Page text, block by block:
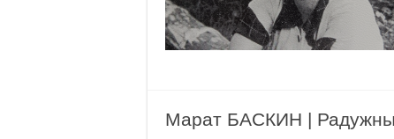
Марат БАСКИН |